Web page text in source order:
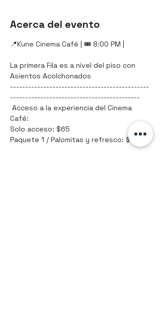
Acerca del evento
📍Kune Cinema Café | 🎟️ 8:00 PM |
La primera Fila es a nivel del piso con
Asientos Acolchonados
----------------------------------------------
-------------------------------------------
Acceso a la experiencia del Cinema
Café:
Solo acceso: $65
Paquete 1 / Palomitas y refresco: $80